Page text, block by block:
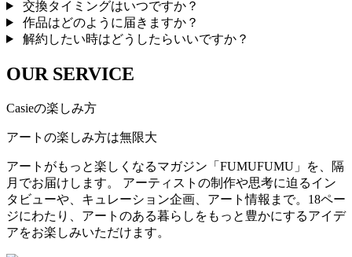
交換タイミングはいつですか？
作品はどのように届きますか？
解約したい時はどうしたらいいですか？
OUR SERVICE
Casieの楽しみ方
アートの楽しみ方は無限大
アートがもっと楽しくなるマガジン「FUMUFUMU」を、隔
月でお届けします。 アーティストの制作や思考に迫るイン
タビューや、キュレーション企画、アート情報まで。18ペー
ジにわたり、アートのある暮らしをもっと豊かにするアイデ
アをお楽しみいただけます。